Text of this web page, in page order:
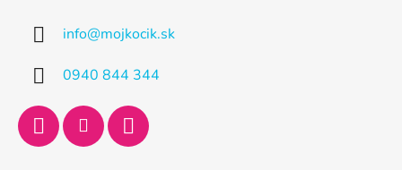
info@mojkocik.sk
0940 844 344